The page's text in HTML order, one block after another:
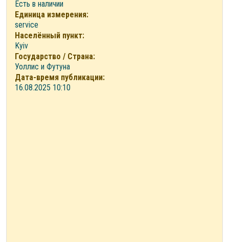
Есть в наличии
Единица измерения:
service
Населённый пункт:
Kyiv
Государство / Страна:
Уоллис и Футуна
Дата-время публикации:
16.08.2025 10:10